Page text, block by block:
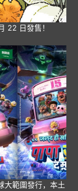
22 日發售！
大範圍發行，本土